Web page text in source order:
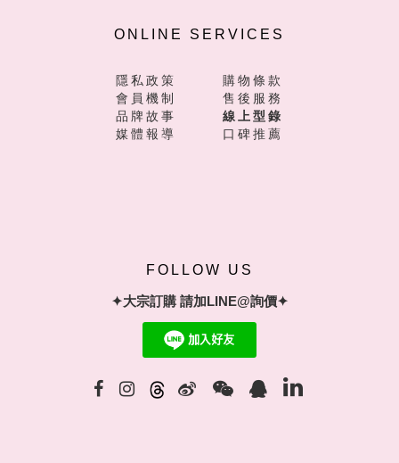
ONLINE SERVICES
隱私政策
購物條款
會員機制
售後服務
品牌故事
線上型錄
媒體報導
口碑推薦
FOLLOW US
✦大宗訂購 請加LINE@詢價✦